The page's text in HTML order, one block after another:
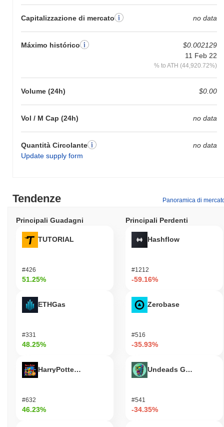
Capitalizzazione di mercato no data
Máximo histórico
$0.002129
11 Feb 22
% to ATH (44,920.72%)
Volume (24h) $0.00
Vol / M Cap (24h) no data
Quantità Circolante
Update supply form
no data
Tendenze Panoramica di
Principali Guadagni
TUTORIAL
#426
51.25%
ETHGas
#331
48.25%
HarryPotterObamaSonic10Inu (ETH)
#632
46.23%
Principali Perdenti
Hashflow
#1212
-59.16%
Zerobase
#516
-35.93%
Undeads Games
#541
-34.35%